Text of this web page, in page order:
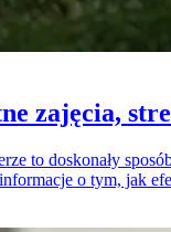
zajęcia,
to doskonały
o tym, jak